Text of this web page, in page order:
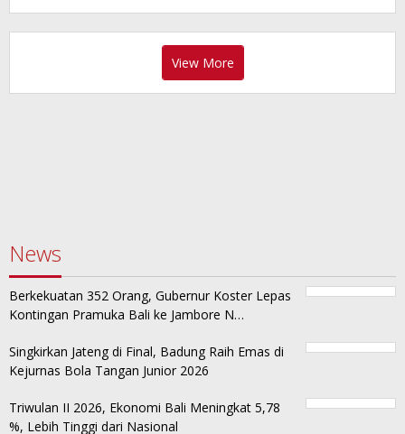
View More
News
Berkekuatan 352 Orang, Gubernur Koster Lepas
Kontingan Pramuka Bali ke Jambore N…
Singkirkan Jateng di Final, Badung Raih Emas di
Kejurnas Bola Tangan Junior 2026
Triwulan II 2026, Ekonomi Bali Meningkat 5,78
%, Lebih Tinggi dari Nasional